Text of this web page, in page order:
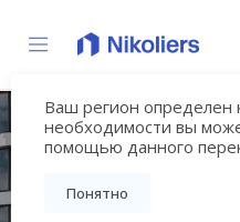
Ваш регион определен
необходимости вы
помощью данного
Понятно
ЖК
Вернуться на